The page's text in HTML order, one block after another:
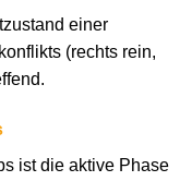
einer
(rechts rein,
ist die aktive Phase